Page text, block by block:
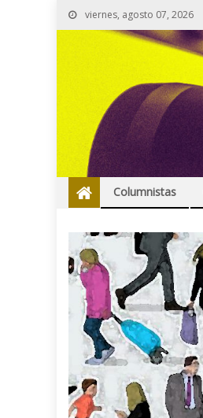
viernes, agosto 07, 2026
Columnistas